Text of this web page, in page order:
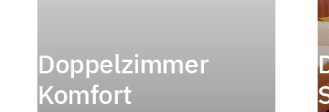
Doppelzimmer
Komfort